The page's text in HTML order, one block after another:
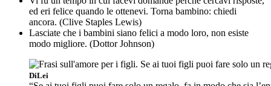
ed eri felice quando le ottenevi. Torna bambino: chiedi
ancora. (Clive Staples Lewis)
Lasciate che i bambini siano felici a modo loro, non esiste
modo migliore. (Dottor Johnson)
DiLei